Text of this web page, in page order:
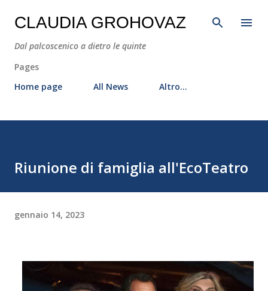
Passa ai contenuti principali
CLAUDIA GROHOVAZ
Dal palcoscenico a dietro le quinte
Pages
Home page
All News Altro…
Riunione di famiglia all'EcoTeatro
gennaio 14, 2023